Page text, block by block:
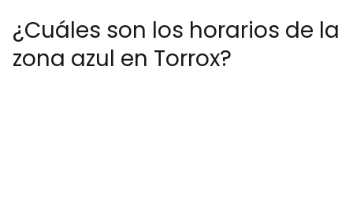
¿Cuáles son los horarios de la
zona azul en Torrox?